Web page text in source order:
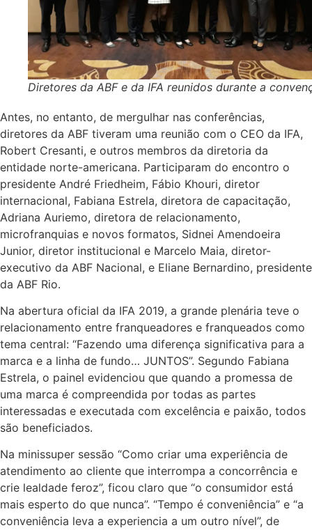
Diretores da ABF e da IFA reunidos durante a
Antes, no entanto, de mergulhar nas conferências,
diretores da ABF tiveram uma reunião com o CEO da IFA,
Robert Cresanti, e outros membros da diretoria da
entidade norte-americana. Participaram do encontro o
presidente André Friedheim, Fábio Khouri, diretor
internacional, Fabiana Estrela, diretora de capacitação,
Adriana Auriemo, diretora de relacionamento,
microfranquias e novos formatos, Sidnei Amendoeira
Junior, diretor institucional e Marcelo Maia, diretor-
executivo da ABF Nacional, e Eliane Bernardino, presidente
da ABF Rio.
Na abertura oficial da IFA 2019, a grande plenária teve o
relacionamento entre franqueadores e franqueados como
tema central: “Fazendo uma diferença significativa para a
marca e a linha de fundo… JUNTOS”. Segundo Fabiana
Estrela, o painel evidenciou que quando a promessa de
uma marca é compreendida por todas as partes
interessadas e executada com excelência e paixão, todos
são beneficiados.
Na minissuper sessão “Como criar uma experiência de
atendimento ao cliente que interrompa a concorrência e
crie lealdade feroz”, ficou claro que “o consumidor está
mais esperto do que nunca”. “Tempo é conveniência” e “a
conveniência leva a experiencia a um outro nível”, de